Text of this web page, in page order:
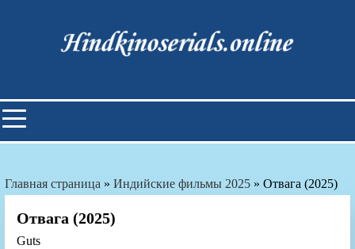
Индийские фильмы смотреть
онлайн
Главная страница » Индийские фильмы 2025 » Отвага (2025)
Отвага (2025)
Guts